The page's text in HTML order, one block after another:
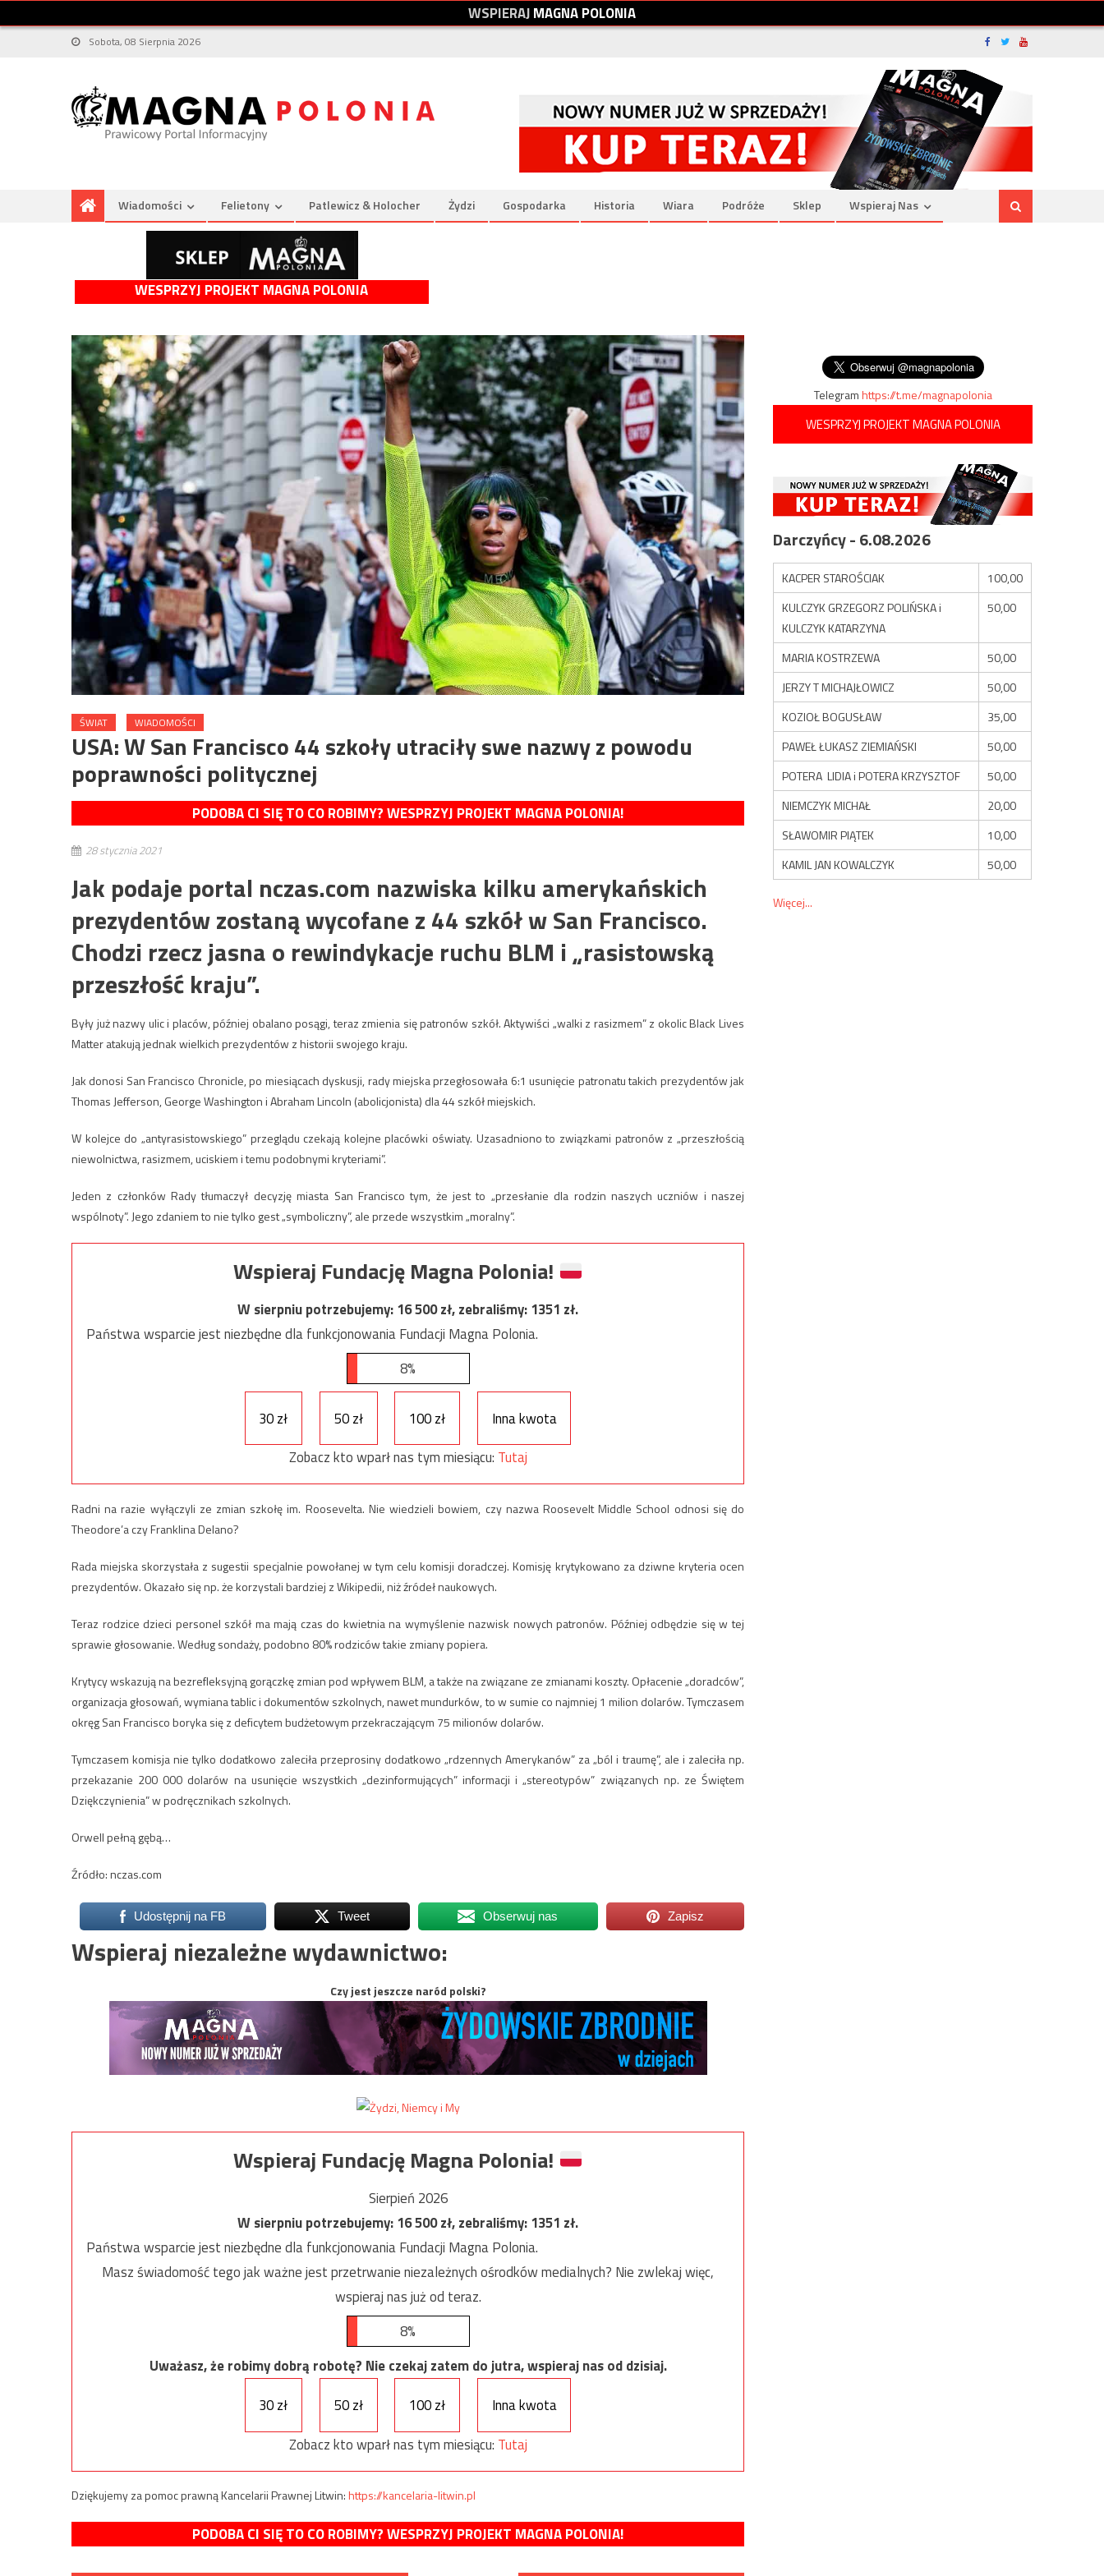
WSPIERAJMAGNAPOLONIA
Sobota, 08 Sierpnia 2026
Wiadomości Felietony Patlewicz & Holocher Żydzi Gospodarka Historia Wiara Podróże Sklep Wspieraj Nas
WESPRZYJ PROJEKT MAGNA POLONIA
ŚWIAT WIADOMOŚCI
USA: W San Francisco 44 szkoły utraciły swe nazwy z powodu
poprawności politycznej
PODOBA CI SIĘ TO CO ROBIMY? WESPRZYJ PROJEKT MAGNA POLONIA!
28 stycznia 2021
Jak podaje portal nczas.com nazwiska kilku amerykańskich
prezydentów zostaną wycofane z 44 szkół w San Francisco.
Chodzi rzecz jasna o rewindykacje ruchu BLM i „rasistowską
przeszłość kraju”.
Były już nazwy ulic i placów, później obalano posągi, teraz zmienia się patronów szkół. Aktywiści „walki z rasizmem” z okolic Black Lives
Matter atakują jednak wielkich prezydentów z historii swojego kraju.
Jak donosi San Francisco Chronicle, po miesiącach dyskusji, rady miejska przegłosowała 6:1 usunięcie patronatu takich prezydentów jak
Thomas Jefferson, George Washington i Abraham Lincoln (abolicjonista) dla 44 szkół miejskich.
W kolejce do „antyrasistowskiego” przeglądu czekają kolejne placówki oświaty. Uzasadniono to związkami patronów z „przeszłością
niewolnictwa, rasizmem, uciskiem i temu podobnymi kryteriami”.
Jeden z członków Rady tłumaczył decyzję miasta San Francisco tym, że jest to „przesłanie dla rodzin naszych uczniów i naszej
wspólnoty”. Jego zdaniem to nie tylko gest „symboliczny”, ale przede wszystkim „moralny”.
Wspieraj Fundację Magna Polonia!
W sierpniu potrzebujemy:16 500zł, zebraliśmy:1351 zł.
Państwa wsparcie jest niezbędne dla funkcjonowania Fundacji Magna Polonia.
8%
30 zł 50 zł 100 zł
Inna kwota
Zobacz kto wparł nas tym miesiącu: Tutaj
Radni na razie wyłączyli ze zmian szkołę im. Roosevelta. Nie wiedzieli bowiem, czy nazwa Roosevelt Middle School odnosi się do
Theodore’a czy Franklina Delano?
Rada miejska skorzystała z sugestii specjalnie powołanej w tym celu komisji doradczej. Komisję krytykowano za dziwne kryteria ocen
prezydentów. Okazało się np. że korzystali bardziej z Wikipedii, niż źródeł naukowych.
Teraz rodzice dzieci personel szkół ma mają czas do kwietnia na wymyślenie nazwisk nowych patronów. Później odbędzie się w tej
sprawie głosowanie. Według sondaży, podobno 80% rodziców takie zmiany popiera.
Krytycy wskazują na bezrefleksyjną gorączkę zmian pod wpływem BLM, a także na związane ze zmianami koszty. Opłacenie „doradców”,
organizacja głosowań, wymiana tablic i dokumentów szkolnych, nawet mundurków, to w sumie co najmniej 1 milion dolarów. Tymczasem
okręg San Francisco boryka się z deficytem budżetowym przekraczającym 75 milionów dolarów.
Tymczasem komisja nie tylko dodatkowo zaleciła przeprosiny dodatkowo „rdzennych Amerykanów” za „ból i traumę”, ale i zaleciła np.
przekazanie 200 000 dolarów na usunięcie wszystkich „dezinformujących” informacji i „stereotypów” związanych np. ze Świętem
Dziękczynienia” w podręcznikach szkolnych.
Orwell pełną gębą…
Źródło: nczas.com
Udostępnij na FB Tweet Obserwuj nas Zapisz
Wspieraj niezależne wydawnictwo:
Czy jest jeszcze naród polski?
Wspieraj Fundację Magna Polonia!
Sierpień 2026
W sierpniu potrzebujemy:16 500zł, zebraliśmy:1351 zł.
Państwa wsparcie jest niezbędne dla funkcjonowania Fundacji Magna Polonia.
Masz świadomość tego jak ważne jest przetrwanie niezależnych ośrodków medialnych? Nie zwlekaj więc,
wspieraj nas już od teraz.
8%
Uważasz, że robimy dobrą robotę? Nie czekaj zatem do jutra, wspieraj nas od dzisiaj.
30 zł
50 zł 100 zł
Inna kwota
Zobacz kto wparł nas tym miesiącu: Tutaj
Dziękujemy za pomoc prawną Kancelarii Prawnej Litwin:https://kancelaria-litwin.pl
PODOBA CI SIĘ TO CO ROBIMY? WESPRZYJ PROJEKT MAGNA POLONIA!
Telegramhttps://t.me/magnapolonia
WESPRZYJ PROJEKT MAGNA POLONIA
Darczyńcy - 6.08.2026
KACPER STAROŚCIAK
100,00
KULCZYK GRZEGORZ POLIŃSKA i
KULCZYK KATARZYNA
50,00
MARIA KOSTRZEWA
50,00
JERZY T MICHAJŁOWICZ
50,00
KOZIOŁ BOGUSŁAW
35,00
PAWEŁ ŁUKASZ ZIEMIAŃSKI
50,00
POTERA LIDIA i POTERA KRZYSZTOF
50,00
NIEMCZYK MICHAŁ
20,00
SŁAWOMIR PIĄTEK
10,00
KAMIL JAN KOWALCZYK
50,00
Więcej...